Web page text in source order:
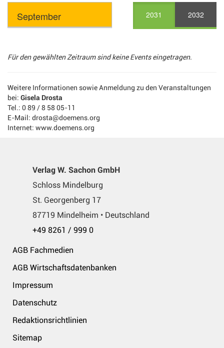
2031 2032
Für den gewählten Zeitraum sind keine Events eingetragen.
Weitere Informationen sowie Anmeldung zu den Veranstaltungen
bei: Gisela Drosta
Tel.: 0 89 / 8 58 05-11
E-Mail: drosta@doemens.org
Internet: www.doemens.org
Verlag W. Sachon GmbH
Schloss Mindelburg
St. Georgenberg 17
87719 Mindelheim • Deutschland
+49 8261 / 999 0
AGB Fachmedien
AGB Wirtschaftsdatenbanken
Impressum
Datenschutz
Redaktionsrichtlinien
Sitemap